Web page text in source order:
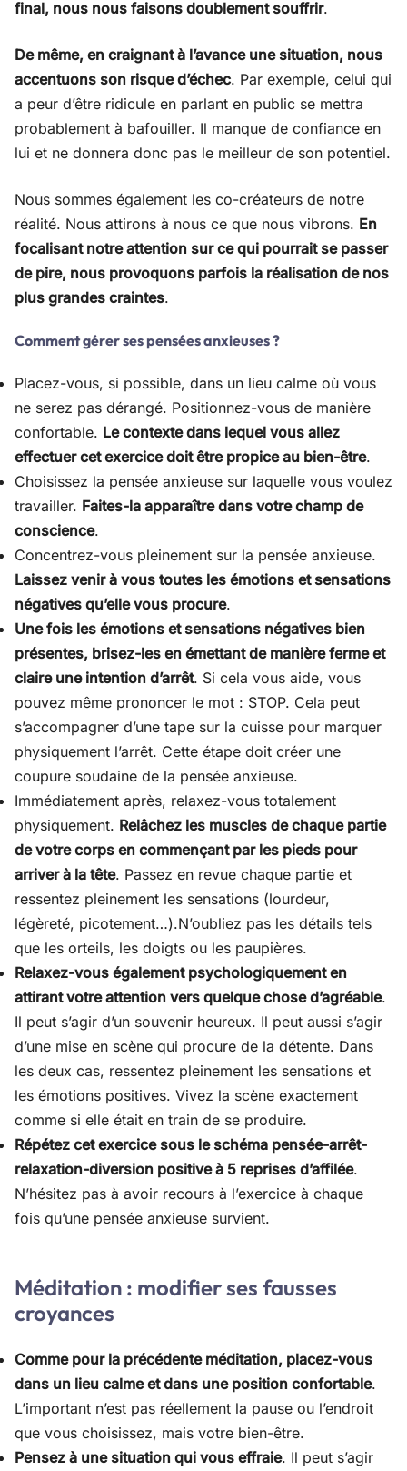
final, nous nous faisons doublement souffrir.
De même, en craignant à l’avance une situation, nous
accentuons son risque d’échec. Par exemple, celui qui
a peur d’être ridicule en parlant en public se mettra
probablement à bafouiller. Il manque de confiance en
lui et ne donnera donc pas le meilleur de son potentiel.
Nous sommes également les co-créateurs de notre
réalité. Nous attirons à nous ce que nous vibrons. En
focalisant notre attention sur ce qui pourrait se passer
de pire, nous provoquons parfois la réalisation de nos
plus grandes craintes.
Comment gérer ses pensées anxieuses ?
Placez-vous, si possible, dans un lieu calme où vous
ne serez pas dérangé. Positionnez-vous de manière
confortable. Le contexte dans lequel vous allez
effectuer cet exercice doit être propice au bien-être.
Choisissez la pensée anxieuse sur laquelle vous voulez
travailler. Faites-la apparaître dans votre champ de
conscience.
Concentrez-vous pleinement sur la pensée anxieuse.
Laissez venir à vous toutes les émotions et sensations
négatives qu’elle vous procure.
Une fois les émotions et sensations négatives bien
présentes, brisez-les en émettant de manière ferme et
claire une intention d’arrêt. Si cela vous aide, vous
pouvez même prononcer le mot : STOP. Cela peut
s’accompagner d’une tape sur la cuisse pour marquer
physiquement l’arrêt. Cette étape doit créer une
coupure soudaine de la pensée anxieuse.
Immédiatement après, relaxez-vous totalement
physiquement. Relâchez les muscles de chaque partie
de votre corps en commençant par les pieds pour
arriver à la tête. Passez en revue chaque partie et
ressentez pleinement les sensations (lourdeur,
légèreté, picotement…).N’oubliez pas les détails tels
que les orteils, les doigts ou les paupières.
Relaxez-vous également psychologiquement en
attirant votre attention vers quelque chose d’agréable.
Il peut s’agir d’un souvenir heureux. Il peut aussi s’agir
d’une mise en scène qui procure de la détente. Dans
les deux cas, ressentez pleinement les sensations et
les émotions positives. Vivez la scène exactement
comme si elle était en train de se produire.
Répétez cet exercice sous le schéma pensée-arrêt-
relaxation-diversion positive à 5 reprises d’affilée.
N’hésitez pas à avoir recours à l’exercice à chaque
fois qu’une pensée anxieuse survient.
Méditation : modifier ses fausses
croyances
Comme pour la précédente méditation, placez-vous
dans un lieu calme et dans une position confortable.
L’important n’est pas réellement la pause ou l’endroit
que vous choisissez, mais votre bien-être.
Pensez à une situation qui vous effraie. Il peut s’agir